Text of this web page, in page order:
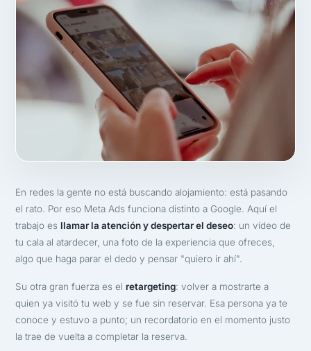
En redes la gente no está buscando alojamiento: está pasando
el rato. Por eso Meta Ads funciona distinto a Google. Aquí el
trabajo es llamar la atención y despertar el deseo: un vídeo de
tu cala al atardecer, una foto de la experiencia que ofreces,
algo que haga parar el dedo y pensar "quiero ir ahí".
Su otra gran fuerza es el retargeting: volver a mostrarte a
quien ya visitó tu web y se fue sin reservar. Esa persona ya te
conoce y estuvo a punto; un recordatorio en el momento justo
la trae de vuelta a completar la reserva.